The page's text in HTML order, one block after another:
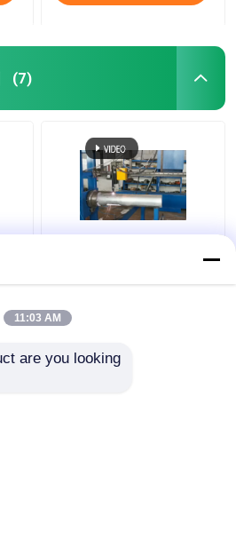
(7)
11:03 AM
are you looking